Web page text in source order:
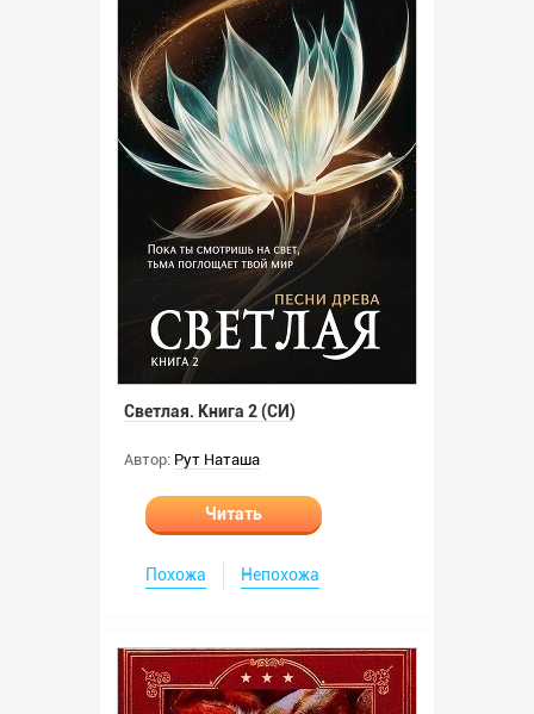
Светлая. Книга 2 (СИ)
Автор: Рут Наташа
Читать
Похожа Непохожа